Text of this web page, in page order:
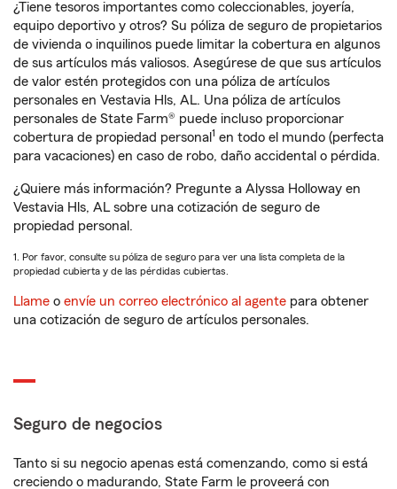
¿Tiene tesoros importantes como coleccionables, joyería,
equipo deportivo y otros? Su póliza de seguro de propietarios
de vivienda o inquilinos puede limitar la cobertura en algunos
de sus artículos más valiosos. Asegúrese de que sus artículos
de valor estén protegidos con una póliza de artículos
personales en Vestavia Hls, AL. Una póliza de artículos
personales de State Farm® puede incluso proporcionar
cobertura de propiedad personal 1 en todo el mundo (perfecta
para vacaciones) en caso de robo, daño accidental o pérdida.
¿Quiere más información? Pregunte a Alyssa Holloway en
Vestavia Hls, AL sobre una cotización de seguro de
propiedad personal.
1. Por favor, consulte su póliza de seguro para ver una lista completa de la
propiedad cubierta y de las pérdidas cubiertas.
Llame o envíe un correo electrónico al agente para obtener
una cotización de seguro de artículos personales.
Seguro de negocios
Tanto si su negocio apenas está comenzando, como si está
creciendo o madurando, State Farm le proveerá con